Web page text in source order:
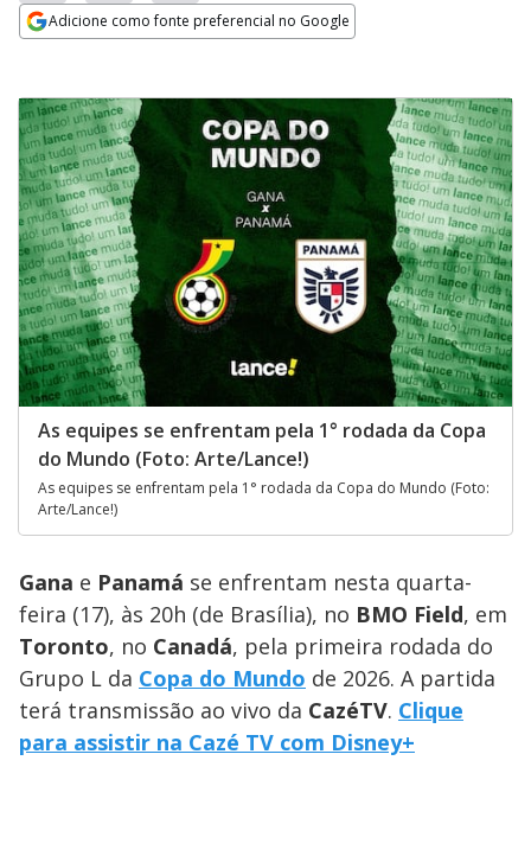
Adicione como fonte preferencial no Google
As equipes se enfrentam pela 1° rodada da Copa
do Mundo (Foto: Arte/Lance!)
As equipes se enfrentam pela 1° rodada da Copa do Mundo (Foto:
Arte/Lance!)
Gana e Panamá se enfrentam nesta quarta-
feira (17), às 20h (de Brasília), no BMO Field, em
Toronto, no Canadá, pela primeira rodada do
Grupo L da Copa do Mundo de 2026. A partida
terá transmissão ao vivo da CazéTV. Clique
para assistir na Cazé TV com Disney+